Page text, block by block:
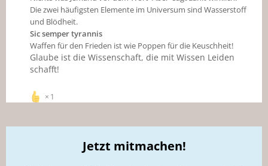
Die zwei häufigsten Elemente im Universum sind Wasserstoff
und Blödheit.
Sic semper tyrannis
Waffen für den Frieden ist wie Poppen für die Keuschheit!
Glaube ist die Wissenschaft, die mit Wissen Leiden
schafft!
1
Jetzt mitmachen!